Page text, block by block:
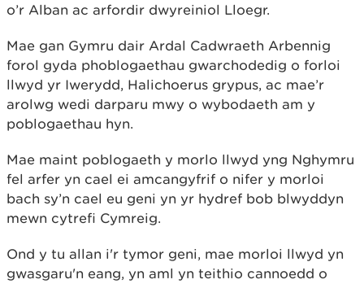
o’r Alban ac arfordir dwyreiniol Lloegr.
Mae gan Gymru dair Ardal Cadwraeth Arbennig
forol gyda phoblogaethau gwarchodedig o forloi
llwyd yr Iwerydd, Halichoerus grypus, ac mae’r
arolwg wedi darparu mwy o wybodaeth am y
poblogaethau hyn.
Mae maint poblogaeth y morlo llwyd yng Nghymru
fel arfer yn cael ei amcangyfrif o nifer y morloi
bach sy’n cael eu geni yn yr hydref bob blwyddyn
mewn cytrefi Cymreig.
Ond y tu allan i'r tymor geni, mae morloi llwyd yn
gwasgaru'n eang, yn aml yn teithio cannoedd o